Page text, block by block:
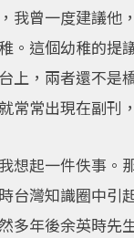
我曾一度建議
。這個幼稚的
上，兩者還不
常常出現在副刊
想起一件佚事
台灣知識圈中
多年後余英時